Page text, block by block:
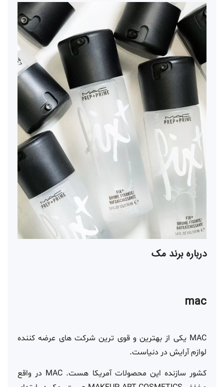
درباره برند مک
mac
MAC یکی از بهترین و قوی ترین شرکت های عرضه کننده
لوازم آرایش در دنیاست.
کشور سازنده این محصولات آمریکا هست. MAC در واقع